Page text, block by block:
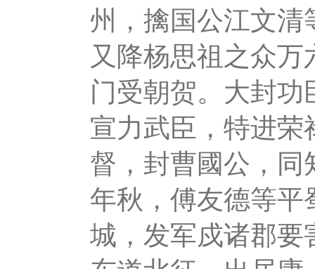
州，擒国公江文清
又降杨思祖之众
门受朝贺。大封
宣力武臣，特进荣
督，封曹國公，同
年秋，傅友德等平
城，发军戍诸郡要